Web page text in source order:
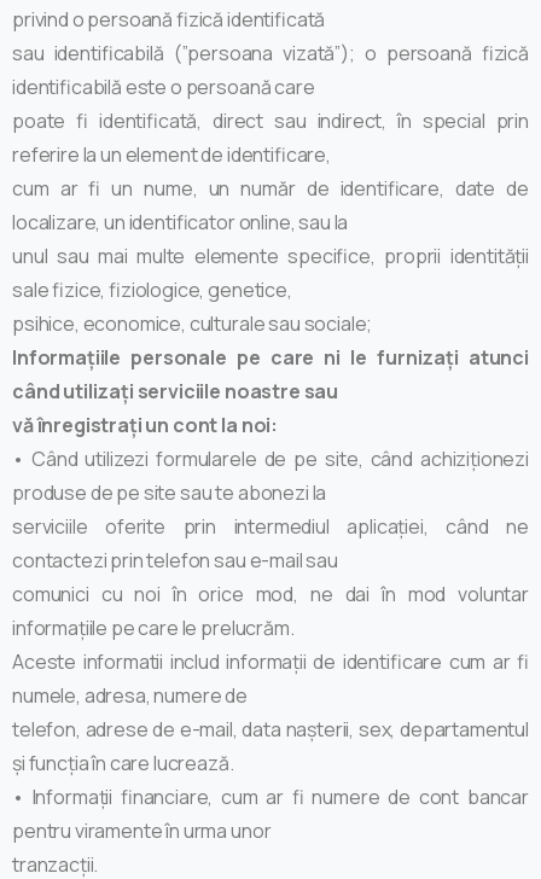
privind o persoană fizică identificată
sau identificabilă (”persoana vizată”); o persoană fizică
identificabilă este o persoană care
poate fi identificată, direct sau indirect, în special prin
referire la un element de identificare,
cum ar fi un nume, un număr de identificare, date de
localizare, un identificator online, sau la
unul sau mai multe elemente specifice, proprii identității
sale fizice, fiziologice, genetice,
psihice, economice, culturale sau sociale;
Informațiile personale pe care ni le furnizați atunci
când utilizați serviciile noastre sau
vă înregistrați un cont la noi:
• Când utilizezi formularele de pe site, când achiziționezi
produse de pe site sau te abonezi la
serviciile oferite prin intermediul aplicației, când ne
contactezi prin telefon sau e-mail sau
comunici cu noi în orice mod, ne dai în mod voluntar
informațiile pe care le prelucrăm.
Aceste informatii includ informații de identificare cum ar fi
numele, adresa, numere de
telefon, adrese de e-mail, data nașterii, sex, departamentul
și funcția în care lucrează.
• Informații financiare, cum ar fi numere de cont bancar
pentru viramente în urma unor
tranzacții.